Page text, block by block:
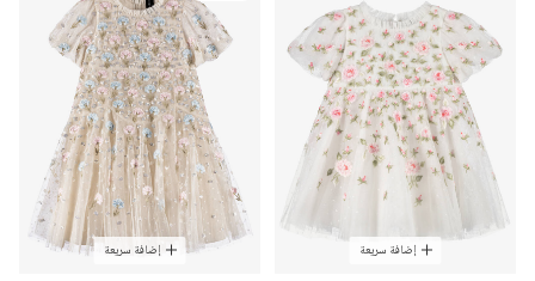
إضافة سريعة إضافة سريعة